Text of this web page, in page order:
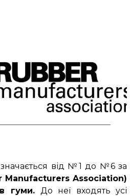
від №1 до №6 за
Manufacturers Association)
гуми. До неї входять усі